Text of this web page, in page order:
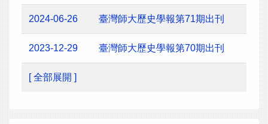
2024-06-26 臺灣師大歷史學報第71期出刊
2023-12-29 臺灣師大歷史學報第70期出刊
[ 全部展開 ]